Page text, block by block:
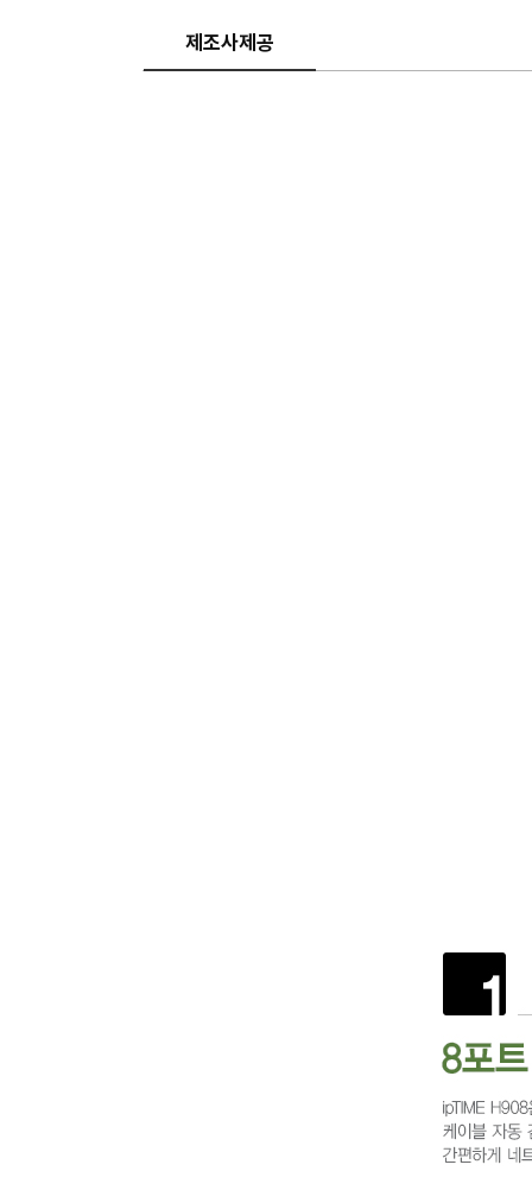
제조사제공